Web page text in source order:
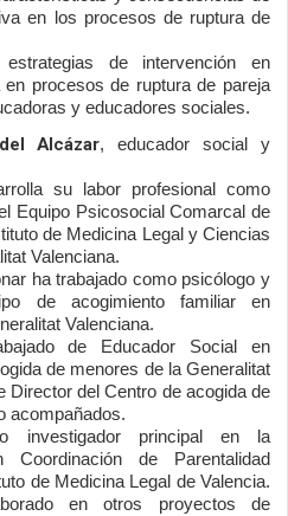
en los procesos de ruptura de
de intervención en
en procesos de ruptura de pareja
y educadores sociales.
Alcázar, educador social y
su labor profesional como
Equipo Psicosocial Comarcal de
de Medicina Legal y Ciencias
Valenciana.
ha trabajado como psicólogo y
de acogimiento familiar en
Valenciana.
de Educador Social en
de menores de la Generalitat
Director del Centro de acogida de
acompañados.
investigador principal en la
Coordinación de Parentalidad
de Medicina Legal de Valencia.
en otros proyectos de